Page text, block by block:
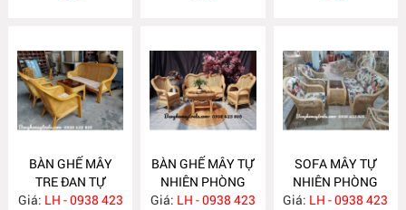
BÀN GHẾ MÂY
TRE ĐAN TỰ
NHIÊN MA622
Giá: LH - 0938 423
BÀN GHẾ MÂY TỰ
NHIÊN PHÒNG
KHÁCH LƯỚI MẮT
Giá: LH - 0938 423
SOFA MÂY TỰ
NHIÊN PHÒNG
KHÁCH MA620
Giá: LH - 0938 423